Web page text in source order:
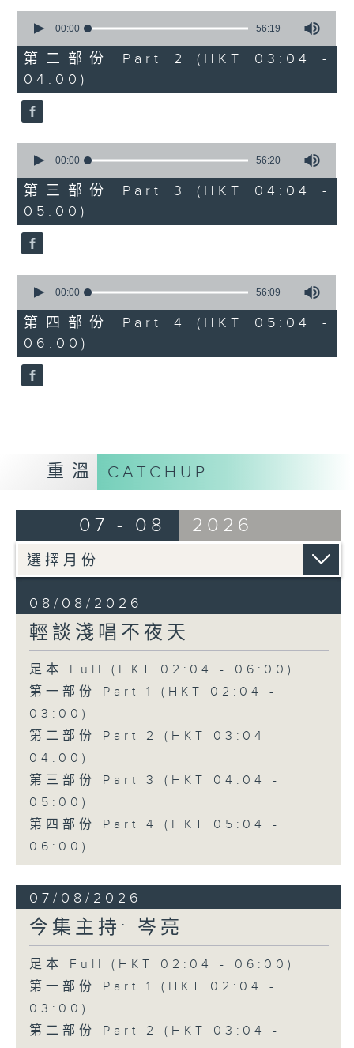
seconds
56
minutes,
19
seconds
00:00 56:19
第二部份 Part 2 (HKT 03:04 -
04:00)
seconds
56
minutes,
20
seconds
00:00 56:20
第三部份 Part 3 (HKT 04:04 -
05:00)
seconds
56
minutes,
9
seconds
00:00 56:09
第四部份 Part 4 (HKT 05:04 -
06:00)
重溫 CATCHUP
07 - 08 2026
08/08/2026
輕談淺唱不夜天
足本 Full (HKT 02:04 - 06:00)
第一部份 Part 1 (HKT 02:04 -
03:00)
第二部份 Part 2 (HKT 03:04 -
04:00)
第三部份 Part 3 (HKT 04:04 -
05:00)
第四部份 Part 4 (HKT 05:04 -
06:00)
07/08/2026
今集主持: 岑亮
足本 Full (HKT 02:04 - 06:00)
第一部份 Part 1 (HKT 02:04 -
03:00)
第二部份 Part 2 (HKT 03:04 -